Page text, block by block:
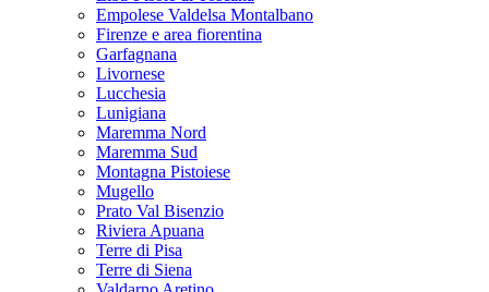
Empolese Valdelsa Montalbano
Firenze e area fiorentina
Garfagnana
Livornese
Lucchesia
Lunigiana
Maremma Nord
Maremma Sud
Montagna Pistoiese
Mugello
Prato Val Bisenzio
Riviera Apuana
Terre di Pisa
Terre di Siena